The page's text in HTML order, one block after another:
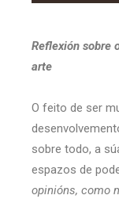
Reflexión sobre
arte
O feito de ser
sobre todo, a
espazos de
opinións, como